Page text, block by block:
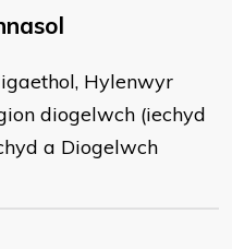
Hylenwyr
diogelwch (iechyd
a Diogelwch